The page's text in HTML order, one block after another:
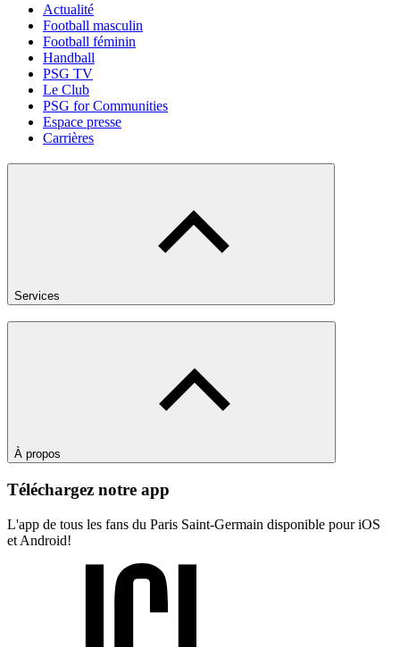
Actualité
Football masculin
Football féminin
Handball
PSG TV
Le Club
PSG for Communities
Espace presse
Carrières
Services
À propos
Téléchargez notre app
L'app de tous les fans du Paris Saint-Germain disponible pour iOS
et Android!